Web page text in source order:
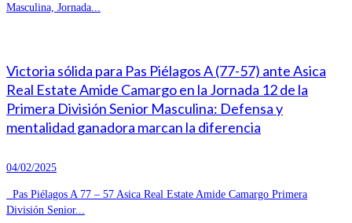
Masculina, Jornada...
Victoria sólida para Pas Piélagos A (77-57) ante Asica
Real Estate Amide Camargo en la Jornada 12 de la
Primera División Senior Masculina: Defensa y
mentalidad ganadora marcan la diferencia
04/02/2025
Pas Piélagos A 77 – 57 Asica Real Estate Amide Camargo Primera
División Senior...